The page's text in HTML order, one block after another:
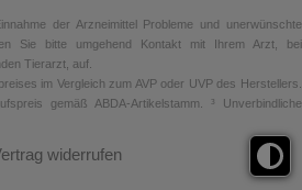
der Arzneimittel Probleme und unerwünschte
Sie bitte umgehend Kontakt mit Ihrem Arzt, bei
Tierarzt, auf.
im Vergleich zum AVP oder UVP des Herstellers.
gemäß ABDA-Artikelstamm. ³ Unverbindliche
widerrufen